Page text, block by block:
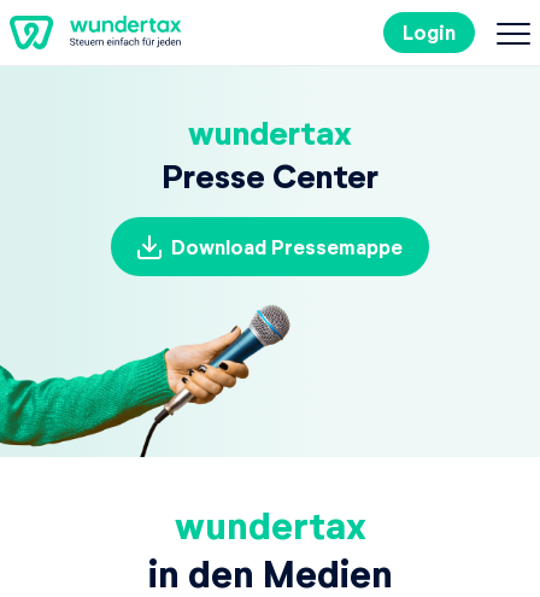
Login
Steuertipps
EN
wundertax
Presse Center
Download Pressemappe
wundertax
in den Medien